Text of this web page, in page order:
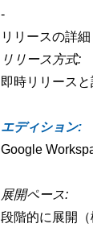
-
リリースの詳細
リリース方式:
即時リリース
エディション:
Google
展開ペース:
段階的に展開